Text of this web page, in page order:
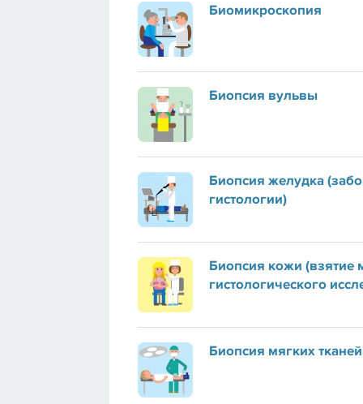
Биомикроскопия
Биопсия вульвы
Биопсия желудка
гистологии)
Биопсия кожи (взятие
гистологического
Биопсия мягких тканей